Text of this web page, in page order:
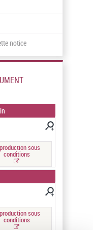
notice
sous
conditions
sous
conditions